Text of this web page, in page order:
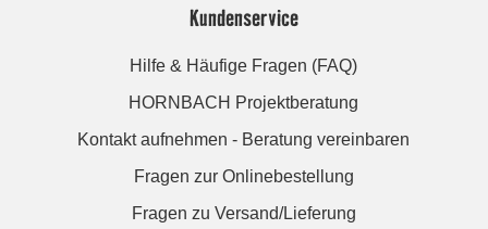
Kundenservice
Hilfe & Häufige Fragen (FAQ)
HORNBACH Projektberatung
Kontakt aufnehmen - Beratung vereinbaren
Fragen zur Onlinebestellung
Fragen zu Versand/Lieferung